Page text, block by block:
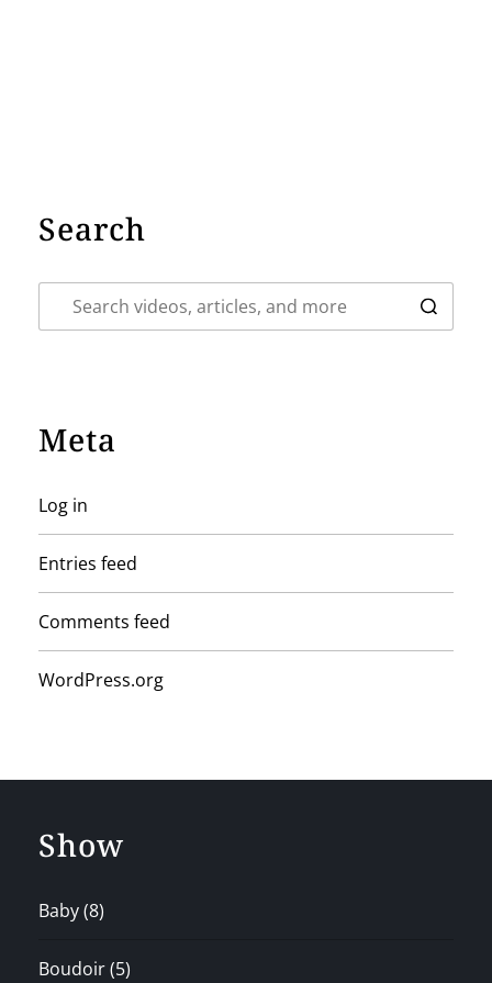
Search
Meta
Log in
Entries feed
Comments feed
WordPress.org
Show
Baby(8)
Boudoir(5)